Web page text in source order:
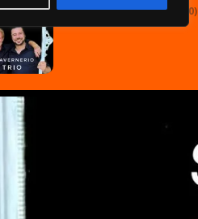
19:00 - 21:00 (GMT+00:00)